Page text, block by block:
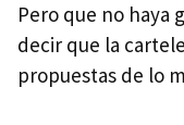
Pero que no haya
decir que la
propuestas de lo